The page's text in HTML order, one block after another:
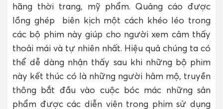
hãng thời trang, mỹ phẩm. Quảng cáo được
lồng ghép biên kịch một cách khéo léo trong
các bộ phim này giúp cho người xem cảm thấy
thoải mái và tự nhiên nhất. Hiệu quả chúng ta có
thể dễ dàng nhận thấy sau khi những bộ phim
này kết thúc có là những người hâm mộ, truyền
thông bắt đầu vào cuộc bóc mác những sản
phẩm được các diễn viên trong phim sử dụng